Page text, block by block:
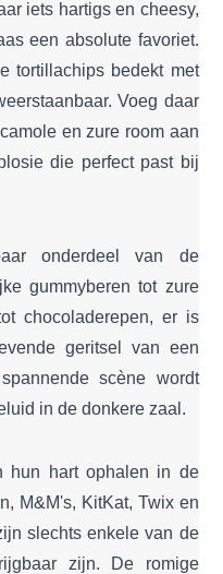
iets hartigs en cheesy,
een absolute favoriet.
tortillachips bedekt met
Voeg daar
en zure room aan
die perfect past bij
onderdeel van de
gummyberen tot zure
chocoladerepen, er is
geritsel van een
scène wordt
in de donkere zaal.
hun hart ophalen in de
M&M's, KitKat, Twix en
slechts enkele van de
zijn. De romige